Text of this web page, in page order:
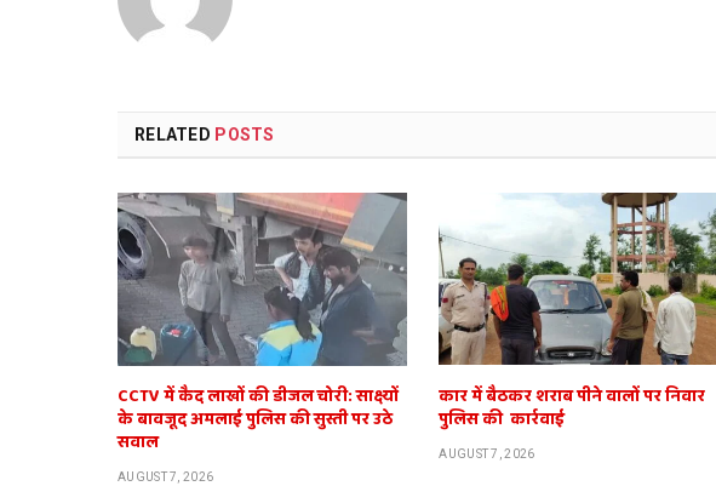
RELATED POSTS
CCTV में कैद लाखों की डीजल चोरी: साक्ष्यों
के बावजूद अमलाई पुलिस की सुस्ती पर उठे
सवाल
AUGUST 7, 2026
कार में बैठकर शराब पीने वालों पर निवार
पुलिस की कार्रवाई
AUGUST 7, 2026